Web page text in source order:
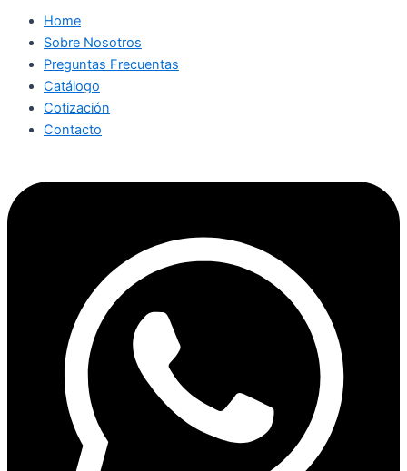
Home
Sobre Nosotros
Preguntas Frecuentas
Catálogo
Cotización
Contacto